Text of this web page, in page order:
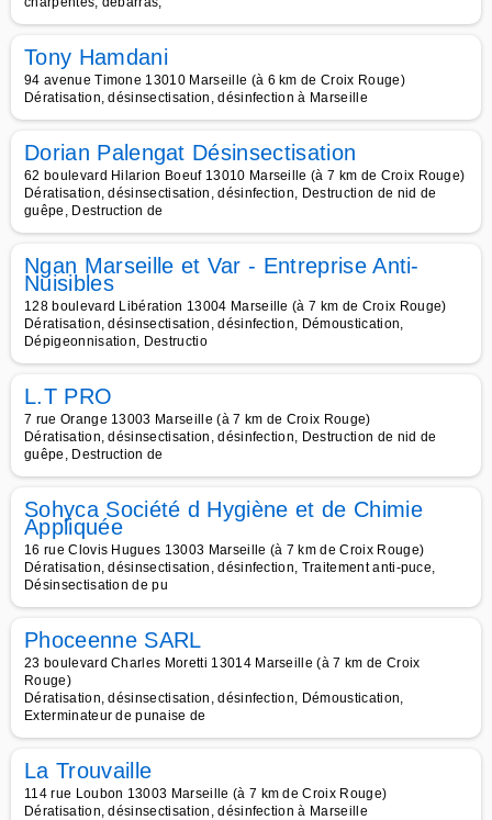
Tony Hamdani
94 avenue Timone 13010 Marseille (à 6 km de Croix Rouge)
Dératisation, désinsectisation, désinfection à Marseille
Dorian Palengat Désinsectisation
62 boulevard Hilarion Boeuf 13010 Marseille (à 7 km de Croix Rouge)
Dératisation, désinsectisation, désinfection, Destruction de nid de
guêpe, Destruction de
Ngan Marseille et Var - Entreprise Anti-
Nuisibles
128 boulevard Libération 13004 Marseille (à 7 km de Croix Rouge)
Dératisation, désinsectisation, désinfection, Démoustication,
Dépigeonnisation, Destructio
L.T PRO
7 rue Orange 13003 Marseille (à 7 km de Croix Rouge)
Dératisation, désinsectisation, désinfection, Destruction de nid de
guêpe, Destruction de
Sohyca Société d Hygiène et de Chimie
Appliquée
16 rue Clovis Hugues 13003 Marseille (à 7 km de Croix Rouge)
Dératisation, désinsectisation, désinfection, Traitement anti-puce,
Désinsectisation de pu
Phoceenne SARL
23 boulevard Charles Moretti 13014 Marseille (à 7 km de Croix
Rouge)
Dératisation, désinsectisation, désinfection, Démoustication,
Exterminateur de punaise de
La Trouvaille
114 rue Loubon 13003 Marseille (à 7 km de Croix Rouge)
Dératisation, désinsectisation, désinfection à Marseille